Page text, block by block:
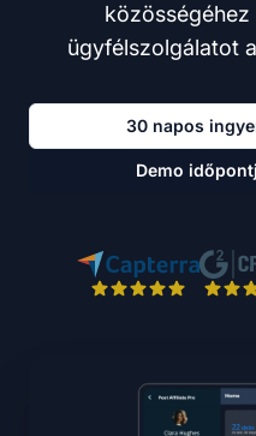
ügyfélszolgálatot
30 napos
Demo